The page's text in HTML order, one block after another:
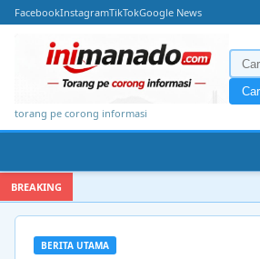
FacebookInstagramTikTokGoogle News
torang pe corong informasi
BREAKING
BERITA UTAMA